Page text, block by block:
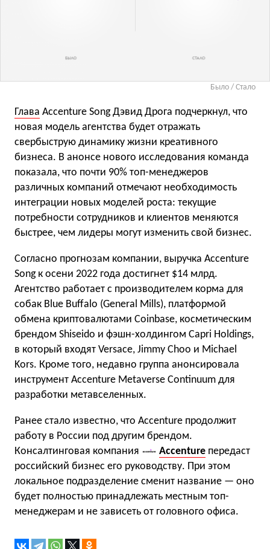
Было / Стало
Глава Accenture Song Дэвид Дрога подчеркнул, что
новая модель агентства будет отражать
свербыструю динамику жизни креативного
бизнеса. В анонсе нового исследования команда
показала, что почти 90% топ-менеджеров
различных компаний отмечают необходимость
интеграции новых моделей роста: текущие
потребности сотрудников и клиентов меняются
быстрее, чем лидеры могут изменить свой бизнес.
Согласно прогнозам компании, выручка Accenture
Song к осени 2022 года достигнет $14 млрд.
Агентство работает с производителем корма для
собак Blue Buffalo (General Mills), платформой
обмена криптовалютами Coinbase, косметическим
брендом Shiseido и фэшн-холдингом Capri Holdings,
в который входят Versace, Jimmy Choo и Michael
Kors. Кроме того, недавно группа анонсировала
инструмент Accenture Metaverse Continuum для
разработки метавселенных.
Ранее стало известно, что Accenture продолжит
работу в России под другим брендом.
Консалтинговая компания
Accenture передаст
российский бизнес его руководству. При этом
локальное подразделение сменит название — оно
будет полностью принадлежать местным топ-
менеджерам и не зависеть от головного офиса.